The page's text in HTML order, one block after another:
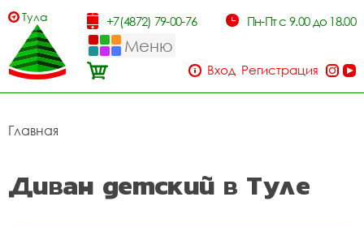
Тула +7(4872) 79-00-76 Пн-Пт с 9.00 до 18.00
Меню
Вход Регистрация
Главная
Диван детский в Туле